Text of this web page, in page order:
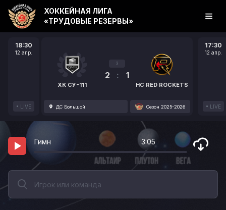
18:30
12 апр.
LIVE
ХК СУ-111
3
2 : 1
HC RED ROCKETS
ДС Большой Сезон 2025-2026
17:30
12 апр.
LIVE
ХОККЕЙНАЯ ЛИГА
«ТРУДОВЫЕ РЕЗЕРВЫ»
Гимн 3:05